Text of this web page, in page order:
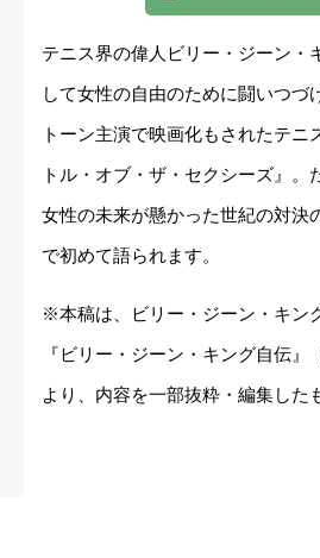
テニス界の偉人ビリー・ジーン・
して女性の自由のために闘いつづ
トーン主演で映画化もされたテニ
トル・オブ・ザ・セクシーズ』。
女性の未来が懸かった世紀の対決
で初めて語られます。
※本稿は、ビリー・ジーン・キン
『ビリー・ジーン・キング自伝』
より、内容を一部抜粋・編集した